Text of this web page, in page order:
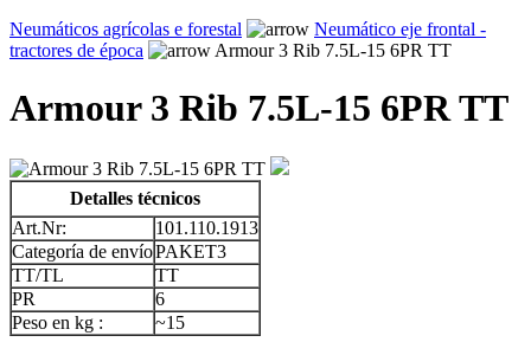
Neumáticos agrícolas e forestal
Neumático eje frontal -
tractores de época
Armour 3 Rib 7.5L-15 6PR TT
Armour 3 Rib 7.5L-15 6PR TT
Detalles técnicos
Art.Nr:
101.110.1913
Categoría de envíoPAKET3
TT/TL
TT
PR
6
Peso en kg :
~15